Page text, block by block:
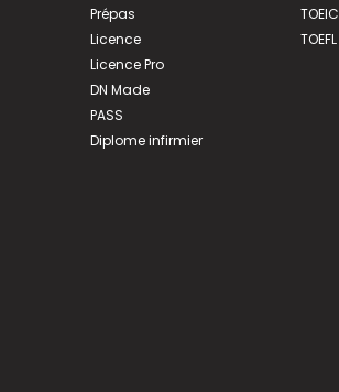
Prépas
Licence
Licence Pro
DN Made
PASS
Diplome infirmier
TOEIC
TOEFL